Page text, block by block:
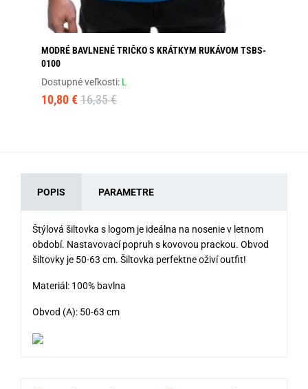
MODRÉ BAVLNENÉ TRIČKO S KRÁTKYM RUKÁVOM TSBS-
0100
Dostupné veľkosti: L
10,80 € 16,35 €
POPIS PARAMETRE
Štýlová šiltovka s logom je ideálna na nosenie v letnom
období. Nastavovací popruh s kovovou prackou. Obvod
šiltovky je 50-63 cm. Šiltovka perfektne oživí outfit!
Materiál: 100% bavlna
Obvod (A): 50-63 cm